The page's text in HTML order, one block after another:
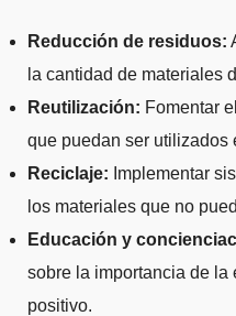
Reducción de residuos:
la cantidad de materiales
Reutilización: Fomentar
que puedan ser utilizados
Reciclaje: Implementar
los materiales que no
Educación y
sobre la importancia de la
positivo.